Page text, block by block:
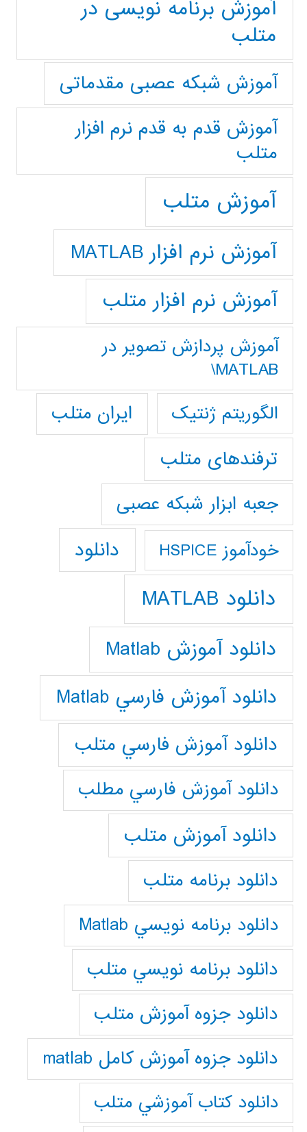
آموزش برنامه نویسی در
متلب
آموزش شبکه عصبی مقدماتی
آموزش قدم به قدم نرم افزار
متلب
آموزش متلب
آموزش نرم افزار MATLAB
آموزش نرم افزار متلب
آموزش پردازش تصوير در
MATLAB\
الگوریتم ژنتیک
ایران متلب
ترفندهای متلب
جعبه ابزار شبکه عصبی
خودآموز HSPICE دانلود
دانلود MATLAB
دانلود آموزش Matlab
دانلود آموزش فارسي Matlab
دانلود آموزش فارسي متلب
دانلود آموزش فارسي مطلب
دانلود آموزش متلب
دانلود برنامه متلب
دانلود برنامه نويسي Matlab
دانلود برنامه نويسي متلب
دانلود جزوه آموزش متلب
دانلود جزوه آموزش کامل matlab
دانلود كتاب آموزشي متلب